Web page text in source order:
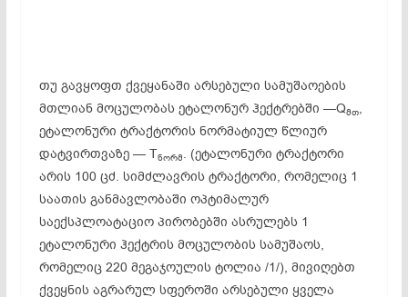
თუ გავყოფთ ქვეყანაში არსებული სამუშაოების
მთლიან მოცულობას ეტალონურ ჰექტრებში —Qმთ,
ეტალონური ტრაქტორის ნორმატიულ წლიურ
დატვირთვაზე — Tნორმ. (ეტალონური ტრაქტორი
არის 100 ცძ. სიმძლავრის ტრაქტორი, რომელიც 1
საათის განმავლობაში ოპტიმალურ
საექსპლოატაციო პირობებში ასრულებს 1
ეტალონური ჰექტრის მოცულობის სამუშაოს,
რომელიც 220 მეგაჯოულის ტოლია /1/), მივიღებთ
ქვეყნის აგრარულ სფეროში არსებული ყველა